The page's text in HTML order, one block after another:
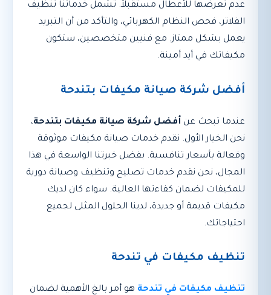
عدم تعرضها للأعطال مستقبلاً. تشمل خدماتنا تنظيف
الفلاتر، فحص النظام الكهربائي، والتأكد من أن التبريد
يعمل بشكل ممتاز. مع فنيين متخصصين، ستكون
مكيفاتك في أيد أمينة.
أفضل شركة صيانة مكيفات بتندحة
عندما تبحث عن أفضل شركة صيانة مكيفات بتندحة،
نحن الخيار الأول. نقدم خدمات صيانة مكيفات موثوقة
وفعالة بأسعار تنافسية. بفضل خبرتنا الواسعة في هذا
المجال، نحن نقدم خدمات تصليح وتنظيف وصيانة دورية
للمكيفات لضمان كفاءتها العالية. سواء كان لديك
مكيفات قديمة أو جديدة، لدينا الحلول المثلى لجميع
احتياجاتك.
تنظيف مكيفات في تندحة
تنظيف مكيفات في تندحة هو أمر بالغ الأهمية لضمان